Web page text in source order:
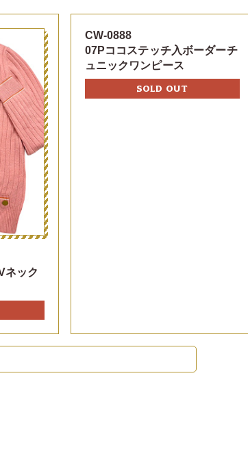
ネック
CW-0888
07Pココステッチ入ボーダーチ
ュニックワンピース
SOLD OUT